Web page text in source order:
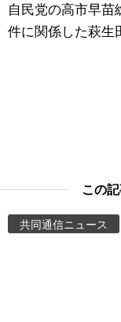
文化
動画/Live
スポーツ・東京
自民党の高市早
件に関係した萩生
この
共同通信ニュース